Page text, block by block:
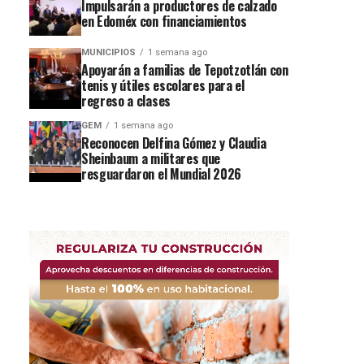
Impulsarán a productores de calzado
en Edoméx con financiamientos
MUNICIPIOS 1 semana ago
Apoyarán a familias de Tepotzotlán con
tenis y útiles escolares para el
regreso a clases
GEM 1 semana ago
Reconocen Delfina Gómez y Claudia
Sheinbaum a militares que
resguardaron el Mundial 2026